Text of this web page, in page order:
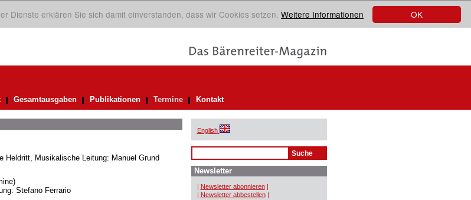
OK
Dienste erklären Sie sich damit einverstanden, dass wir Cookies setzen. Weitere Informationen
Gesamtausgaben Publikationen Termine Kontakt
Heldritt, Musikalische Leitung: Manuel Grund
Stefano Ferrario
English
Newsletter
| Newsletter abonnieren |
| Newsletter abbestellen |